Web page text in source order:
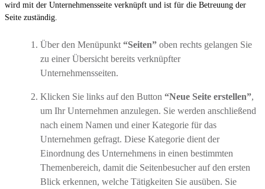
wird mit der Unternehmensseite verknüpft und ist für die Betreuung der
Seite zuständig.
Über den Menüpunkt“Seiten” oben rechts gelangen Sie
zu einer Übersicht bereits verknüpfter
Unternehmensseiten.
Klicken Sie links auf den Button “Neue Seite erstellen”,
um Ihr Unternehmen anzulegen. Sie werden anschließend
nach einem Namen und einer Kategorie für das
Unternehmen gefragt. Diese Kategorie dient der
Einordnung des Unternehmens in einen bestimmten
Themenbereich, damit die Seitenbesucher auf den ersten
Blick erkennen, welche Tätigkeiten Sie ausüben. Sie